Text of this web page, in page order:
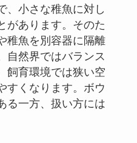
、小さな稚魚に対し
があります。そのた
稚魚を別容器に隔離
自然界ではバランス
飼育環境では狭い空
すくなります。ボウ
る一方、扱い方には